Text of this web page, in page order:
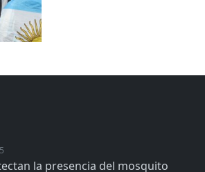
la presencia del mosquito